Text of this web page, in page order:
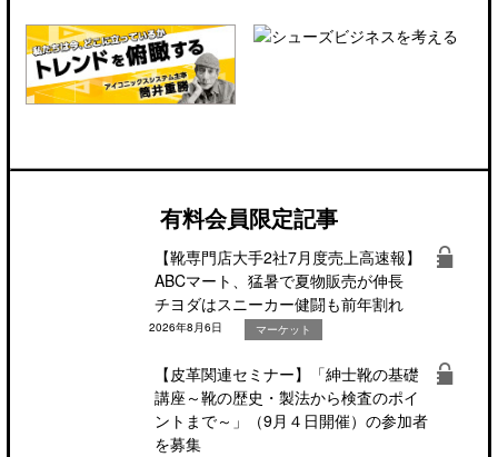
有料会員限定記事
【靴専門店大手2社7月度売上高速報】
ABCマート、猛暑で夏物販売が伸長
チヨダはスニーカー健闘も前年割れ
2026年8月6日 マーケット
【皮革関連セミナー】「紳士靴の基礎
講座～靴の歴史・製法から検査のポイ
ントまで～」（9月４日開催）の参加者
を募集